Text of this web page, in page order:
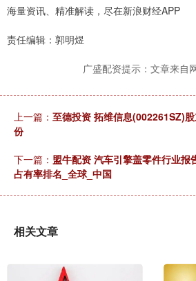
海量资讯、精准解读，尽在新浪财经APP
责任编辑：郭明煜
广盛配资提示：文章来自
上一篇： 至德投资 拓维信息(002261SZ)
份
下一篇： 盟牛配资 汽车引擎盖零件行业报
占有率排名_全球_中国
相关文章